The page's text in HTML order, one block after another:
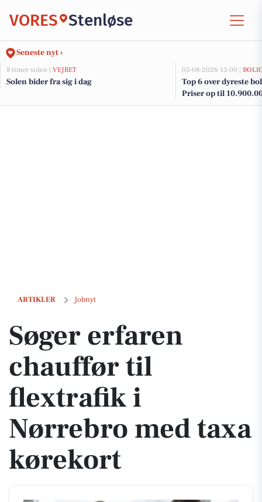
VORES Stenløse
Seneste nyt ›
8 timer siden | VEJRET
Solen bider fra sig i dag
05-08-2026 13:00 |
Top 6 over dyreste
Priser op til
ARTIKLER Jobnyt
Søger erfaren chauffør til flextrafik i Nørrebro med taxa kørekort
Søger erfaren
chauffør til
flextrafik i
Nørrebro med taxa
kørekort